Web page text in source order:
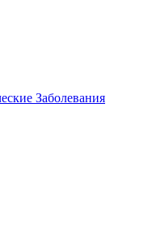
Заболевания